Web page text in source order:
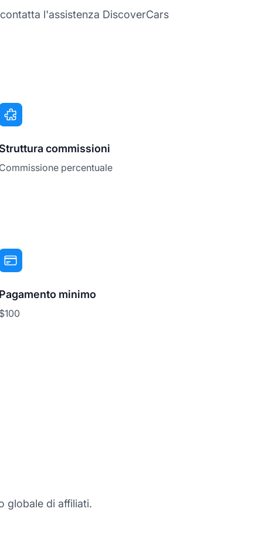
l'assistenza DiscoverCars
commissioni
Commissione percentuale
Pagamento minimo
$100
globale di affiliati.